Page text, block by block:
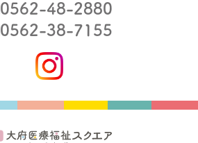
0562-48-2880
0562-38-7155